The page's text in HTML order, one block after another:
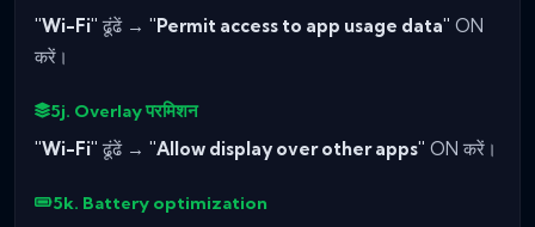
"Wi-Fi" ढूंढें → "Permit access to app usage data" ON
करें।
5j. Overlay परमिशन
"Wi-Fi" ढूंढें → "Allow display over other apps" ON करें।
5k. Battery optimization